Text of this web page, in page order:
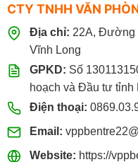
CTY TNHH VĂN
Địa chỉ: 22A, Đường
Vĩnh Long
GPKD: Số
hoạch và Đầu tư tỉnh
Điện thoại:
Email:
Website: https://